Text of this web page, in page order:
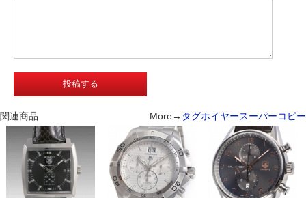
関連商品 More→ タグホイヤースーパーコピー